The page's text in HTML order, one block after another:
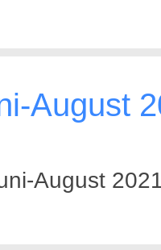
August
August